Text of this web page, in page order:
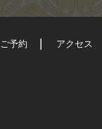
ご予約 アクセス